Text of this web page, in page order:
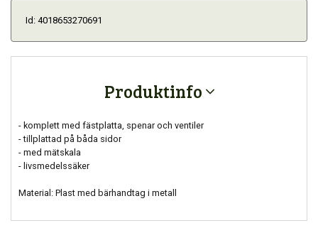
Id: 4018653270691
Produktinfo
- komplett med fästplatta, spenar och ventiler
- tillplattad på båda sidor
- med mätskala
- livsmedelssäker
Material: Plast med bärhandtag i metall